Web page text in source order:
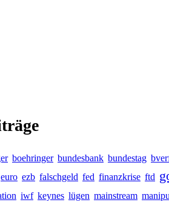
boehringer bundesbank bundestag
euro ezb falschgeld fed finanzkrise ftd
iwf keynes lügen mainstream